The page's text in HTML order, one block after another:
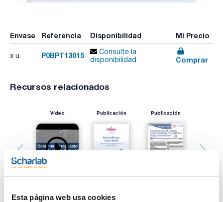
Esta página web usa cookies
Envase Referencia Disponibilidad Mi Precio
x u. P0BPT13015
Consulte la
disponibilidad
Comprar
Recursos relacionados
Vídeo Publicación Publicación